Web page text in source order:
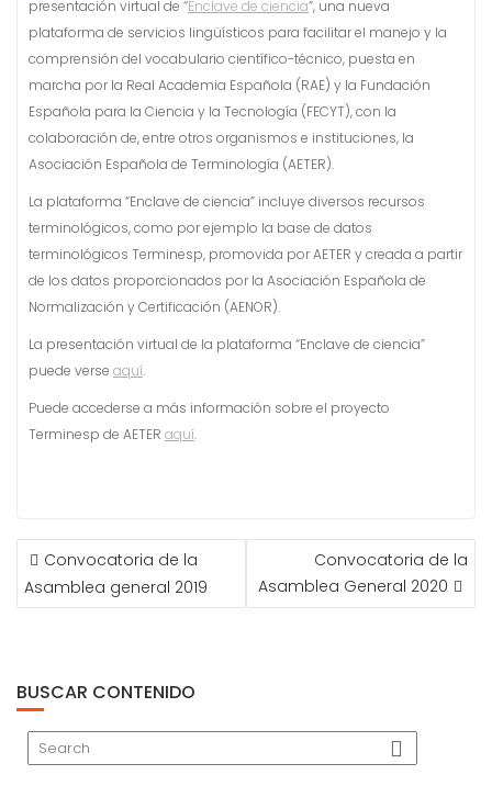
presentación virtual de “Enclave de ciencia”, una nueva
plataforma de servicios lingüísticos para facilitar el manejo y la
comprensión del vocabulario científico-técnico, puesta en
marcha por la Real Academia Española (RAE) y la Fundación
Española para la Ciencia y la Tecnología (FECYT), con la
colaboración de, entre otros organismos e instituciones, la
Asociación Española de Terminología (AETER).
La plataforma “Enclave de ciencia” incluye diversos recursos
terminológicos, como por ejemplo la base de datos
terminológicos Terminesp, promovida por AETER y creada a partir
de los datos proporcionados por la Asociación Española de
Normalización y Certificación (AENOR).
La presentación virtual de la plataforma “Enclave de ciencia”
puede verse aquí.
Puede accederse a más información sobre el proyecto
Terminesp de AETER aquí.
POST
NAVIGATION
Convocatoria de la
Asamblea general 2019
Convocatoria de la
Asamblea General 2020
BUSCAR CONTENIDO